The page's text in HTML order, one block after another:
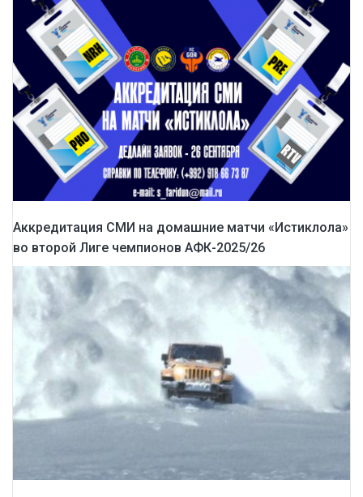
Аккредитация СМИ на домашние матчи «Истиклола»
во второй Лиге чемпионов АФК-2025/26